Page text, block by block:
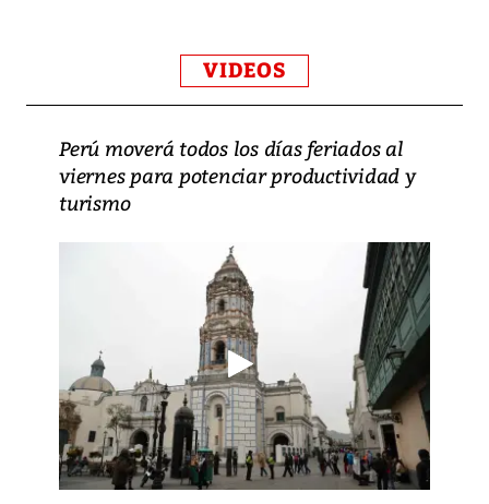
VIDEOS
Perú moverá todos los días feriados al
viernes para potenciar productividad y
turismo